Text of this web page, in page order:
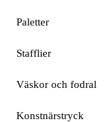
Paletter
Stafflier
Väskor och fodral
Konstnärstryck